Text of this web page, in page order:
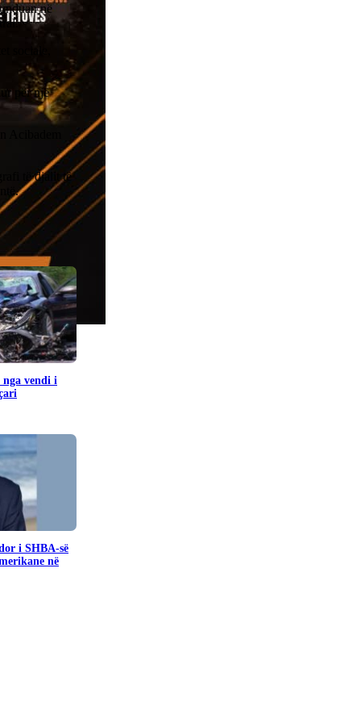
në
sociale,
për një
Acibadem
të djalit të
vendi i
i SHBA-së
në